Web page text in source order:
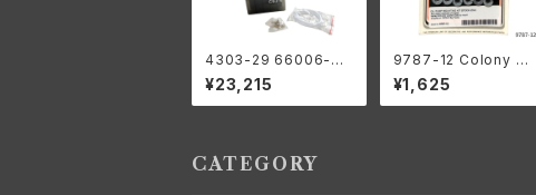
4303-29 66006-29
バッテリー 6V プラスチ
ック 1929-64年 98x1
12x215mm
¥23,215
9787-12 Colony コ
ロニー オイルポンプ マ
ウント キット 亜鉛メッキ
ハーレーダビッドソン 1
¥1,625
CATEGORY